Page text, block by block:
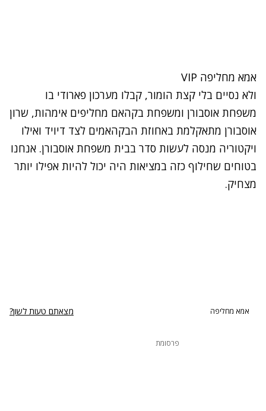
אמא מחליפה VIP
ולא נסיים בלי קצת הומור, קבלו מערכון פארודי בו
משפחת אוסבורן ומשפחת בקהאם מחליפים אימהות, שרון
אוסבורן מתאקלמת באחוזת הבקהאמים לצד דיויד ואילו
ויקטוריה מנסה לעשות סדר בבית משפחת אוסבורן. אנחנו
בטוחים שחילוף כזה במציאות היה יכול להיות אפילו יותר
מצחיק.
אמא מחליפה מצאתם טעות לשון?
פרסומת